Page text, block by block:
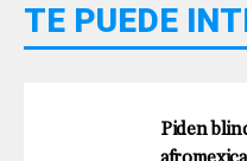
TE PUEDE
Piden